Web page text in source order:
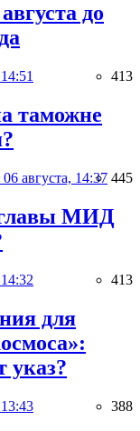
до
413
таможне
06 августа, 14:37 445
главы МИД
413
для
указ?
388